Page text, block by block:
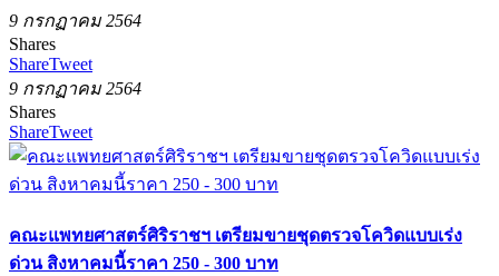
9 กรกฏาคม 2564
Shares
ShareTweet
9 กรกฏาคม 2564
Shares
ShareTweet
คณะแพทยศาสตร์ศิริราชฯ เตรียมขายชุดตรวจโควิดแบบเร่ง
ด่วน สิงหาคมนี้ราคา 250 - 300 บาท